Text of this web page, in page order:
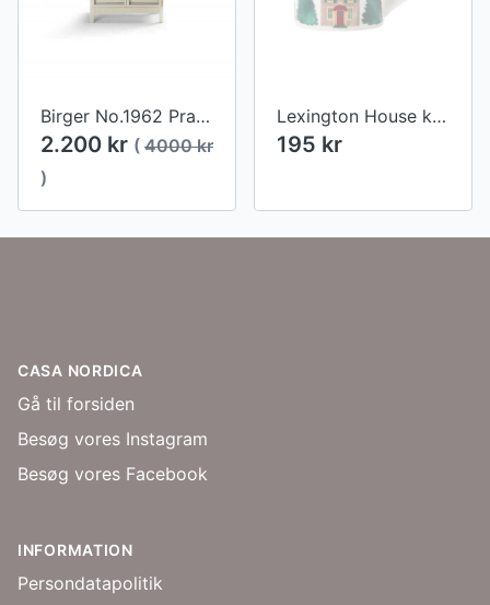
Birger No.1962 Prague Skab - Open
2.200 kr ( 4000 kr
)
Lexington House krus i stentøj (420ml)
195 kr
CASA NORDICA
Gå til forsiden
Besøg vores Instagram
Besøg vores Facebook
INFORMATION
Persondatapolitik